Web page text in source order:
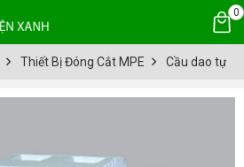
0
Thiết Bị Đóng Cắt MPE Cầu dao tự